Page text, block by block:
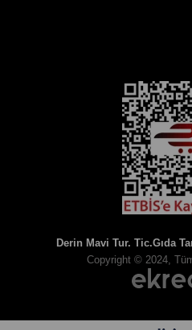
Derin Mavi Tur. Tic.Gıda
Copyright © 2024,